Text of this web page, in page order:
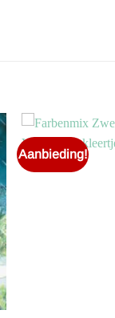
Aanbieding!